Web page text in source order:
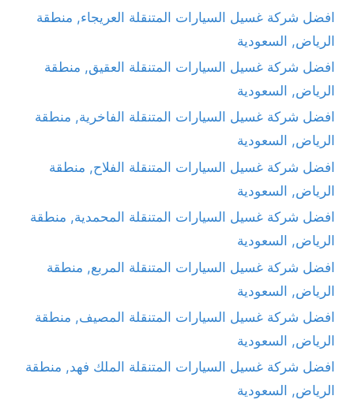
افضل شركة غسيل السيارات المتنقلة العريجاء, منطقة
الرياض, السعودية
افضل شركة غسيل السيارات المتنقلة العقيق, منطقة
الرياض, السعودية
افضل شركة غسيل السيارات المتنقلة الفاخرية, منطقة
الرياض, السعودية
افضل شركة غسيل السيارات المتنقلة الفلاح, منطقة
الرياض, السعودية
افضل شركة غسيل السيارات المتنقلة المحمدية, منطقة
الرياض, السعودية
افضل شركة غسيل السيارات المتنقلة المربع, منطقة
الرياض, السعودية
افضل شركة غسيل السيارات المتنقلة المصيف, منطقة
الرياض, السعودية
افضل شركة غسيل السيارات المتنقلة الملك فهد, منطقة
الرياض, السعودية